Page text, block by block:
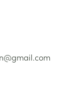
gmail.com